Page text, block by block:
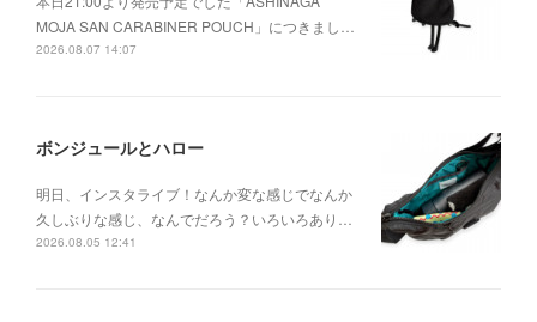
MOJA SAN CARABINER POUCH」につきまし…
2026.08.07 14:07
ボンジュールとハロー
明日、インスタライブ！なんか変な感じでなんか
久しぶりな感じ、なんでだろう？いろいろあり…
2026.08.05 12:41